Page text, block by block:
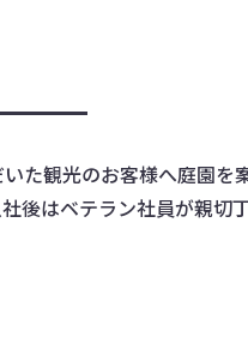
た観光のお客様へ庭園を
後はベテラン社員が親